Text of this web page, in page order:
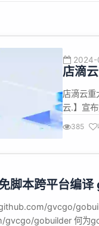
apicat/...
2024-
店滴
店滴云重
云.】宣
标志着
385
脚本跨平台编
gvcgo/
gobuilder 何为